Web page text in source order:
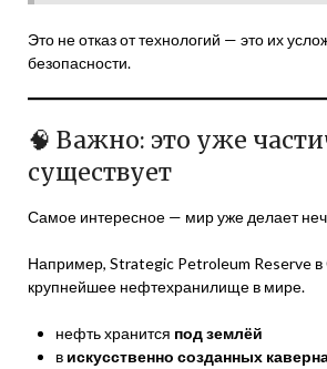
Это не отказ от технологий — это их
безопасности.
🧠 Важно: это уже
существует
Самое интересное — мир уже делает
Например, Strategic Petroleum Reserve
крупнейшее нефтехранилище в мире.
нефть хранится под землёй
в искусственно созданных